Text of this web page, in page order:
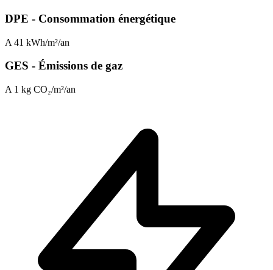
DPE - Consommation énergétique
A 41 kWh/m²/an
GES - Émissions de gaz
A 1 kg CO₂/m²/an